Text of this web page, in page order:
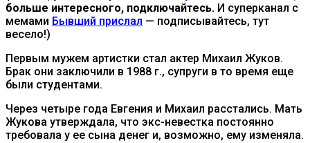
больше интересного, подключайтесь. И суперканал с
мемами Бывший прислал — подписывайтесь, тут
весело!)
Первым мужем артистки стал актер Михаил Жуков.
Брак они заключили в 1988 г., супруги в то время еще
были студентами.
Через четыре года Евгения и Михаил расстались. Мать
Жукова утверждала, что экс-невестка постоянно
требовала у ее сына денег и, возможно, ему изменяла.